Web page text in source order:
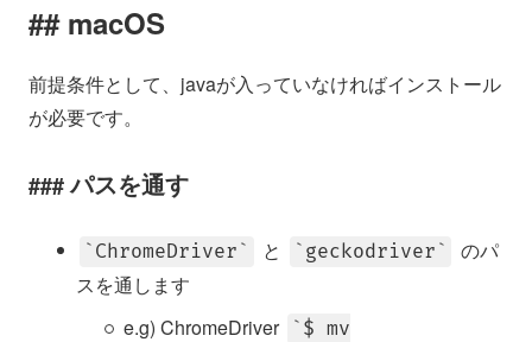
macOS
前提条件として、javaが入っていなければインストール
が必要です。
パスを通す
ChromeDriver と geckodriver
のパ
スを通します
e.g) ChromeDriver
$ mv